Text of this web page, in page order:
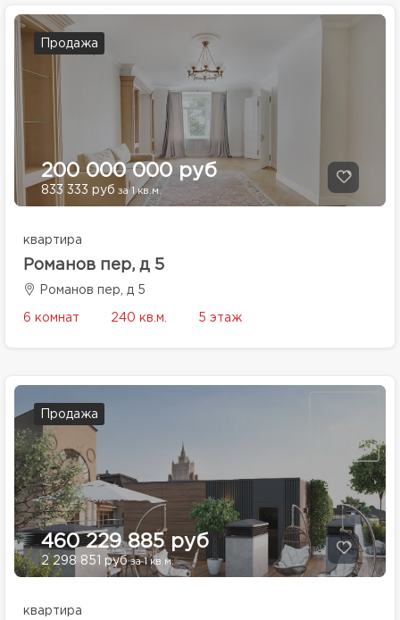
Продажа
200 000 000 руб
833 333 руб за 1 кв.м.
квартира
Романов пер, д 5
Романов пер, д 5
6 комнат 240 кв.м. 5 этаж
Продажа
460 229 885 руб
2 298 851 рубза 1 кв.м.
квартира